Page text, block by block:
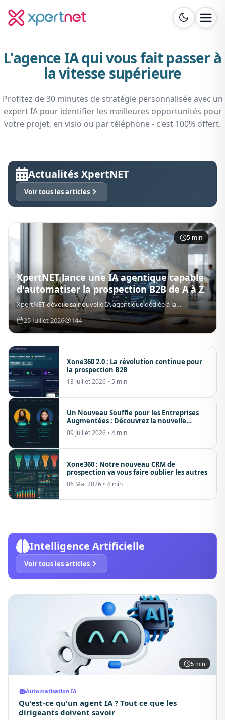
L'agence IA qui vous fait passer à
la vitesse supérieure
Profitez de 30 minutes de stratégie personnalisée avec un
expert IA pour identifier les meilleures opportunités pour
votre projet, en visio ou par téléphone - c'est 100% offert.
Actualités XpertNET
Voir tous les articles
5 min
XpertNET lance une IA agentique capable
d'automatiser la prospection B2B de A à Z
XpertNET dévoile sa nouvelle IA agentique dédiée à la
prospection commerciale. Découvrez comment elle recherche
des entreprises, identifie les décideurs, génère des e-mails
personnalisés et produit des rapports automatiquement.
25 Juillet 2026 144
Xone360 2.0 : La révolution continue pour
la prospection B2B
13 Juillet 2026 • 5 min
Un Nouveau Souffle pour les Entreprises
Augmentées : Découvrez la nouvelle
version de XpertNET
09 Juillet 2026 • 4 min
Xone360 : Notre nouveau CRM de
prospection va vous faire oublier les autres
06 Mai 2026 • 4 min
Intelligence Artificielle
Voir tous les articles
5 min
Automatisation IA
Qu'est-ce qu'un agent IA ? Tout ce que les
dirigeants doivent savoir